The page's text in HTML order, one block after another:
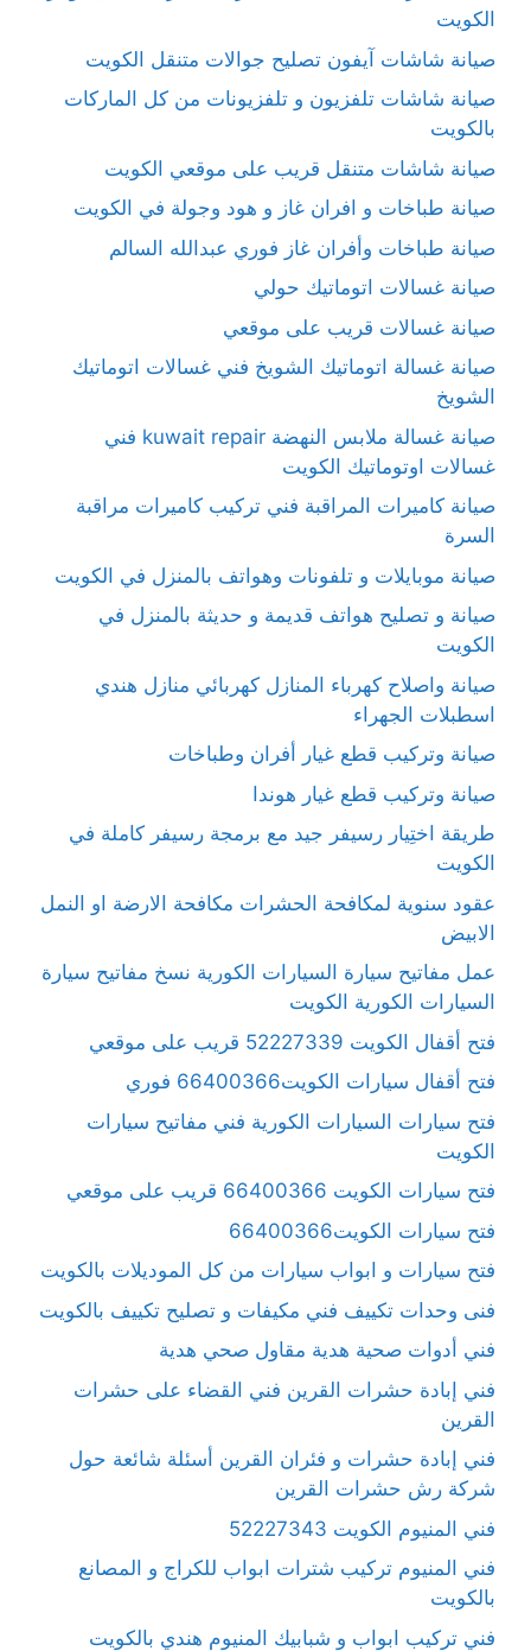
الكويت
صيانة شاشات آيفون تصليح جوالات متنقل الكويت
صيانة شاشات تلفزيون و تلفزيونات من كل الماركات
بالكويت
صيانة شاشات متنقل قريب على موقعي الكويت
صيانة طباخات و افران غاز و هود وجولة في الكويت
صيانة طباخات وأفران غاز فوري عبدالله السالم
صيانة غسالات اتوماتيك حولي
صيانة غسالات قريب على موقعي
صيانة غسالة اتوماتيك الشويخ فني غسالات اتوماتيك
الشويخ
صيانة غسالة ملابس النهضة kuwait repair فني
غسالات اوتوماتيك الكويت
صيانة كاميرات المراقبة فني تركيب كاميرات مراقبة
السرة
صيانة موبايلات و تلفونات وهواتف بالمنزل في الكويت
صيانة و تصليح هواتف قديمة و حديثة بالمنزل في
الكويت
صيانة واصلاح كهرباء المنازل كهربائي منازل هندي
اسطبلات الجهراء
صيانة وتركيب قطع غيار أفران وطباخات
صيانة وتركيب قطع غيار هوندا
طريقة اختِيار رسيفر جيد مع برمجة رسيفر كاملة في
الكويت
عقود سنوية لمكافحة الحشرات مكافحة الارضة او النمل
الابيض
عمل مفاتيح سيارة السيارات الكورية نسخ مفاتيح سيارة
السيارات الكورية الكويت
فتح أقفال الكويت 52227339 قريب على موقعي
فتح أقفال سيارات الكويت66400366 فوري
فتح سيارات السيارات الكورية فني مفاتيح سيارات
الكويت
فتح سيارات الكويت 66400366 قريب على موقعي
فتح سيارات الكويت66400366
فتح سيارات و ابواب سيارات من كل الموديلات بالكويت
فنى وحدات تكييف فني مكيفات و تصليح تكييف بالكويت
فني أدوات صحية هدية مقاول صحي هدية
فني إبادة حشرات القرين فني القضاء على حشرات
القرين
فني إبادة حشرات و فئران القرين أسئلة شائعة حول
شركة رش حشرات القرين
فني المنيوم الكويت 52227343
فني المنيوم تركيب شترات ابواب للكراج و المصانع
بالكويت
فني تركيب ابواب و شبابيك المنيوم هندي بالكويت